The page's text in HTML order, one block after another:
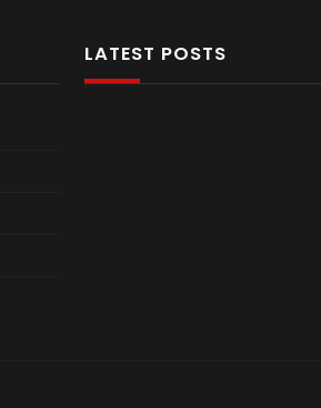
LATEST POSTS